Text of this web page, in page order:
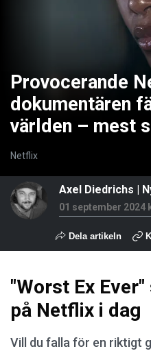
Provocerande
dokumentären
världen – mest
Netflix
Axel Diedrichs |
01 september 2024
Dela artikeln
"Worst Ex
på Netflix i dag
Vill du falla för en riktigt